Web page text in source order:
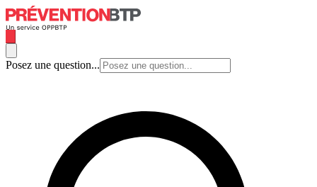
Posez une question...